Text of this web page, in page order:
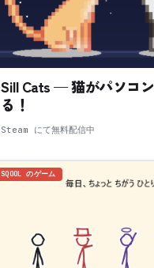
Sill Cats — 猫がパソコ
る！
Steam にて無料配信中
SQOOL のゲーム